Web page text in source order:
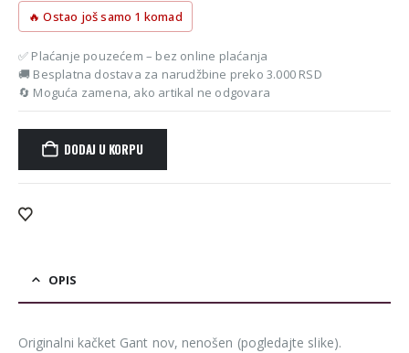
🔥 Ostao još samo 1 komad
✅ Plaćanje pouzećem – bez online plaćanja
🚚 Besplatna dostava za narudžbine preko 3.000 RSD
🔄 Moguća zamena, ako artikal ne odgovara
DODAJ U KORPU
Alternative:
OPIS
Originalni kačket Gant nov, nenošen (pogledajte slike).